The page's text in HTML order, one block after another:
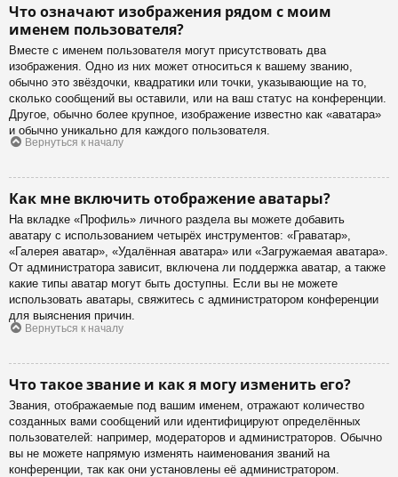
Что означают изображения рядом с моим
именем пользователя?
Вместе с именем пользователя могут присутствовать два
изображения. Одно из них может относиться к вашему званию,
обычно это звёздочки, квадратики или точки, указывающие на то,
сколько сообщений вы оставили, или на ваш статус на конференции.
Другое, обычно более крупное, изображение известно как «аватара»
и обычно уникально для каждого пользователя.
Вернуться к началу
Как мне включить отображение аватары?
На вкладке «Профиль» личного раздела вы можете добавить
аватару с использованием четырёх инструментов: «Граватар»,
«Галерея аватар», «Удалённая аватара» или «Загружаемая аватара».
От администратора зависит, включена ли поддержка аватар, а также
какие типы аватар могут быть доступны. Если вы не можете
использовать аватары, свяжитесь с администратором конференции
для выяснения причин.
Вернуться к началу
Что такое звание и как я могу изменить его?
Звания, отображаемые под вашим именем, отражают количество
созданных вами сообщений или идентифицируют определённых
пользователей: например, модераторов и администраторов. Обычно
вы не можете напрямую изменять наименования званий на
конференции, так как они установлены её администратором.